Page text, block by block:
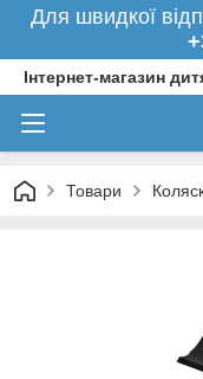
Для швидкої
Інтернет-магазин
Товари